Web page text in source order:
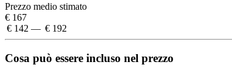
Prezzo medio stimato
€ 167
€ 142 — € 192
Cosa può essere incluso nel prezzo